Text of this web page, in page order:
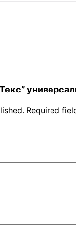
Required